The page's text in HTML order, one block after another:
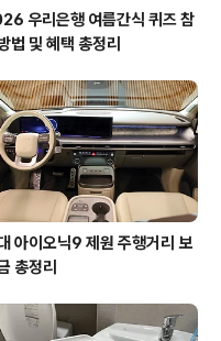
우리은행 여름간식 퀴즈 참
법 및 혜택 총정리
아이오닉9 제원 주행거리 보
총정리